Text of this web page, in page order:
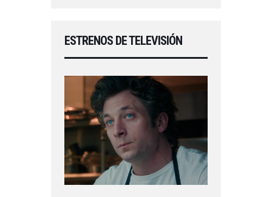
ESTRENOS DE TELEVISIÓN